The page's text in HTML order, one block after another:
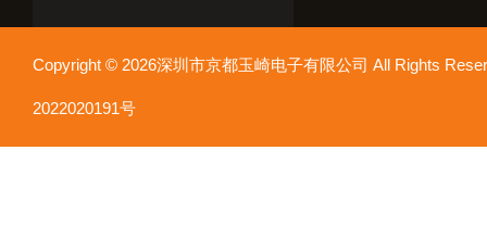
Copyright © 2026深圳市京都玉崎电子有限公司 All Rights
2022020191号